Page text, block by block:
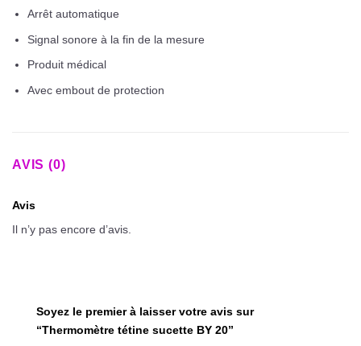
Arrêt automatique
Signal sonore à la fin de la mesure
Produit médical
Avec embout de protection
AVIS (0)
Avis
Il n’y pas encore d’avis.
Soyez le premier à laisser votre avis sur
“Thermomètre tétine sucette BY 20”